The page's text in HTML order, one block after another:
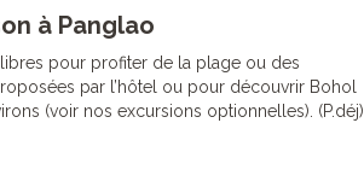
à Panglao
pour profiter de la plage ou des
par l’hôtel ou pour découvrir Bohol
(voir nos excursions optionnelles). (P.déj)